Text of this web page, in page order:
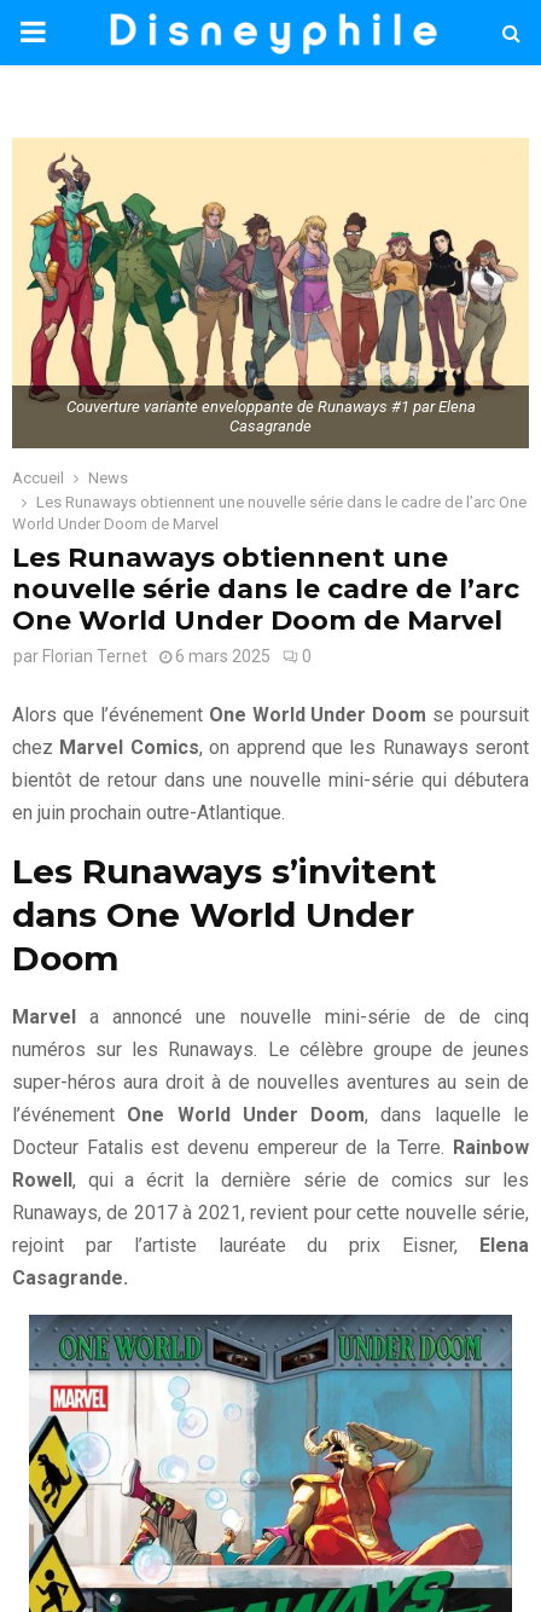
PRIMARY
Couverture variante enveloppante de Runaways #1 par Elena
Casagrande
Accueil
News
Les Runaways obtiennent une nouvelle série dans le cadre de l’arc One
World Under Doom de Marvel
Les Runaways obtiennent une
nouvelle série dans le cadre de l’arc
One World Under Doom de Marvel
par Florian Ternet 6 mars 2025 0
Alors que l’événement One World Under Doom se poursuit
chez Marvel Comics, on apprend que les Runaways seront
bientôt de retour dans une nouvelle mini-série qui débutera
en juin prochain outre-Atlantique.
Les Runaways s’invitent
dans One World Under
Doom
Marvel a annoncé une nouvelle mini-série de de cinq
numéros sur les Runaways. Le célèbre groupe de jeunes
super-héros aura droit à de nouvelles aventures au sein de
l’événement One World Under Doom, dans laquelle le
Docteur Fatalis est devenu empereur de la Terre. Rainbow
Rowell, qui a écrit la dernière série de comics sur les
Runaways, de 2017 à 2021, revient pour cette nouvelle série,
rejoint par l’artiste lauréate du prix Eisner, Elena
Casagrande.